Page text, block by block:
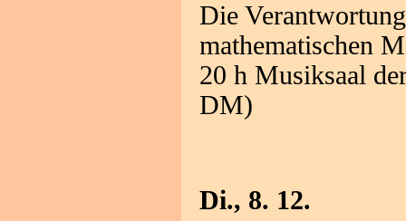
Die
mathematischen
20 h Musiksaal
DM)
Di., 8. 12.